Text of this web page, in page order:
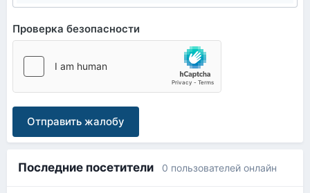
Проверка безопасности
Отправить жалобу
Последние посетители 0 пользователей онлайн